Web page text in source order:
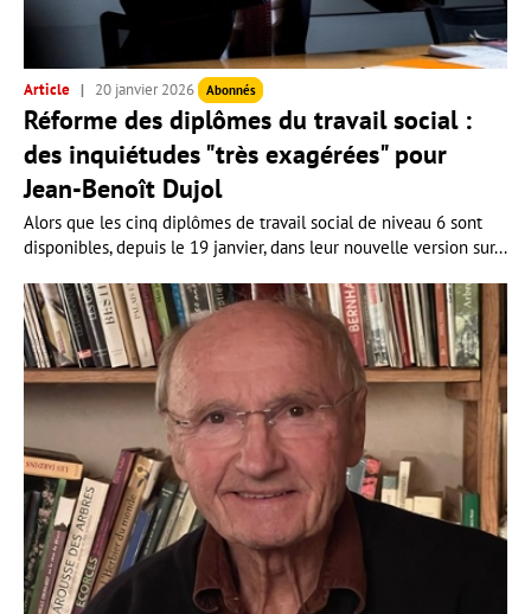
Article 20 janvier 2026 Abonnés
Réforme des diplômes du travail social :
des inquiétudes "très exagérées" pour
Jean-Benoît Dujol
Alors que les cinq diplômes de travail social de niveau 6 sont
disponibles, depuis le 19 janvier, dans leur nouvelle version sur...